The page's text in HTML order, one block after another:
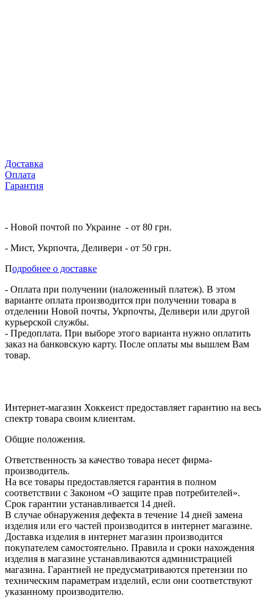
Доставка
Оплата
Гарантия
- Новой почтой по Украине - от 80 грн.
- Мист, Укрпочта, Деливери - от 50 грн.
Подробнее о доставке
- Оплата при получении (наложенный платеж). В этом
варианте оплата производится при получении товара в
отделении Новой почты, Укрпочты, Деливери или другой
курьерской службы.
- Предоплата. При выборе этого варианта нужно оплатить
заказ на банковскую карту. После оплаты мы вышлем Вам
товар.
Интернет-магазин Хоккеист предоставляет гарантию на весь
спектр товара своим клиентам.
Общие положения.
Ответственность за качество товара несет фирма-
производитель.
На все товары предоставляется гарантия в полном
соответствии с Законом «О защите прав потребителей».
Срок гарантии устанавливается 14 дней.
В случае обнаружения дефекта в течение 14 дней замена
изделия или его частей производится в интернет магазине.
Доставка изделия в интернет магазин производится
покупателем самостоятельно. Правила и сроки нахождения
изделия в магазине устанавливаются администрацией
магазина. Гарантией не предусматриваются претензии по
техническим параметрам изделий, если они соответствуют
указанному производителю.